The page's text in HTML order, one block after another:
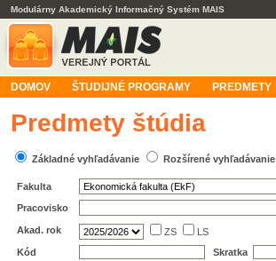
Modulárny Akademický Informačný Systém MAIS
DOMOV ŠTUDIJNÉ PROGRAMY PREDMETY
Predmety štúdia
Základné vyhľadávanie Rozšírené vyhľadávanie
Fakulta
Pracovisko
Akad. rok ZS
LS
Kód
Skratka